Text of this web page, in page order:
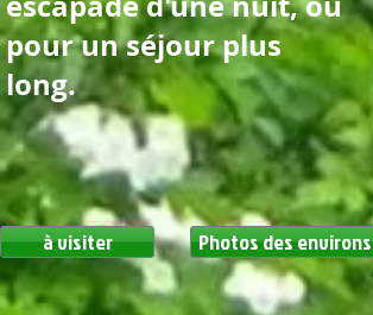
pour un séjour plus
long.
à visiter Photos des environs